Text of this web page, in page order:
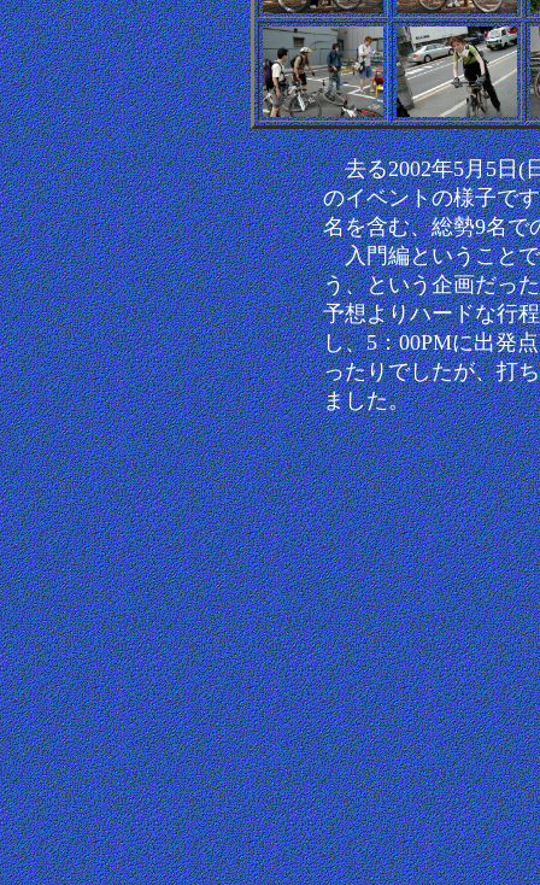
去る2002年5月5日(
のイベントの様子で
名を含む、総勢9名で
入門編ということで
う、という企画だっ
予想よりハードな行
し、5：00PMに出発
ったりでしたが、打
ました。